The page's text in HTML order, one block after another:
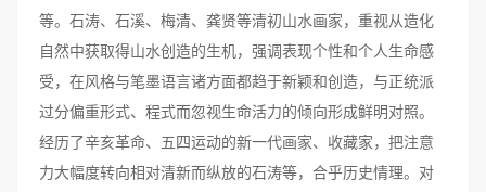
等。石涛、石溪、梅清、龚贤等清初山水画家，重视从造化
自然中获取得山水创造的生机，强调表现个性和个人生命感
受，在风格与笔墨语言诸方面都趋于新颖和创造，与正统派
过分偏重形式、程式而忽视生命活力的倾向形成鲜明对照。
经历了辛亥革命、五四运动的新一代画家、收藏家，把注意
力大幅度转向相对清新而纵放的石涛等，合乎历史情理。对